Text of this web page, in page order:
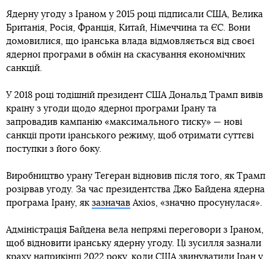
Ядерну угоду з Іраном у 2015 році підписали США, Велика
Британія, Росія, Франція, Китай, Німеччина та ЄС. Вони
домовилися, що іранська влада відмовляється від своєї
ядерної програми в обмін на скасування економічних
санкцій.
У 2018 році тодішній президент США Дональд Трамп вивів
країну з угоди щодо ядерної програми Ірану та
запровадив кампанію «максимального тиску» — нові
санкції проти іранського режиму, щоб отримати суттєві
поступки з його боку.
Виробництво урану Тегеран відновив після того, як Трамп
розірвав угоду. За час президентства Джо Байдена ядерна
програма Ірану, як зазначав Axios, «значно просунулася».
Адміністрація Байдена вела непрямі переговори з Іраном,
щоб відновити іранську ядерну угоду. Ці зусилля зазнали
краху наприкінці 2022 року, коли США звинуватили Іран у